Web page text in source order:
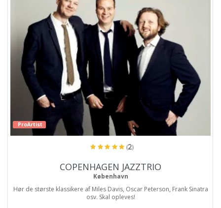
ProArtist
(2)
COPENHAGEN JAZZTRIO
København
Hør de største klassikere af Miles Davis, Oscar Peterson, Frank Sinatra
osv. Skal opleves!